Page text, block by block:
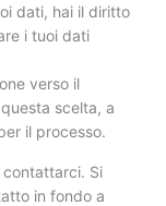
dati, hai il diritto
i tuoi dati
verso il
scelta, a
il processo.
Si
in fondo a